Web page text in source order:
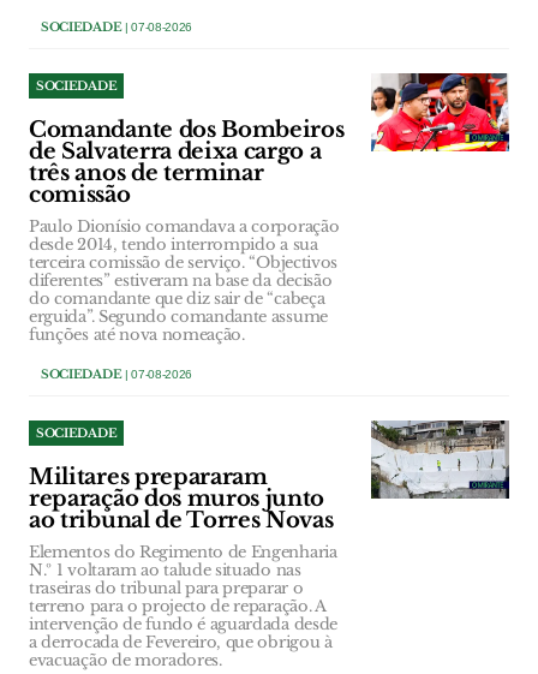
SOCIEDADE| 07-08-2026
SOCIEDADE
Comandante dos Bombeiros
de Salvaterra deixa cargo a
três anos de terminar
comissão
Paulo Dionísio comandava a corporação
desde 2014, tendo interrompido a sua
terceira comissão de serviço. “Objectivos
diferentes” estiveram na base da decisão
do comandante que diz sair de “cabeça
erguida”. Segundo comandante assume
funções até nova nomeação.
SOCIEDADE| 07-08-2026
SOCIEDADE
Militares prepararam
reparação dos muros junto
ao tribunal de Torres Novas
Elementos do Regimento de Engenharia
N.º 1 voltaram ao talude situado nas
traseiras do tribunal para preparar o
terreno para o projecto de reparação. A
intervenção de fundo é aguardada desde
a derrocada de Fevereiro, que obrigou à
evacuação de moradores.